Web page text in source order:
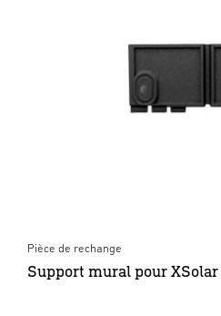
Pièce de rechange
Support mural pour XSolar